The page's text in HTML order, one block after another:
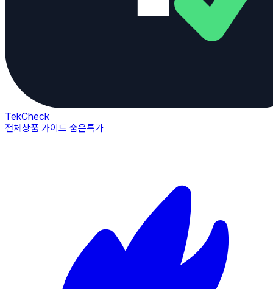
TekCheck
전체상품 가이드 숨은특가